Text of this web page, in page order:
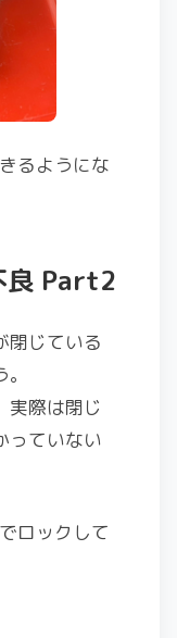
るようにな
良 Part2
閉じている
実際は閉じ
っていない
ロックして